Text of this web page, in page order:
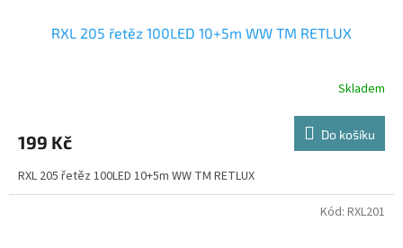
RXL 205 řetěz 100LED 10+5m WW TM RETLUX
Skladem
199 Kč Do košíku
RXL 205 řetěz 100LED 10+5m WW TM RETLUX
Kód: RXL201